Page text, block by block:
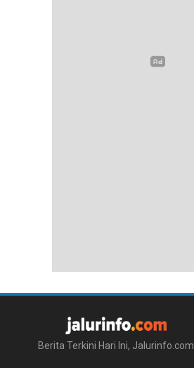
Berita Terkini Hari Ini, Jalurinfo.com